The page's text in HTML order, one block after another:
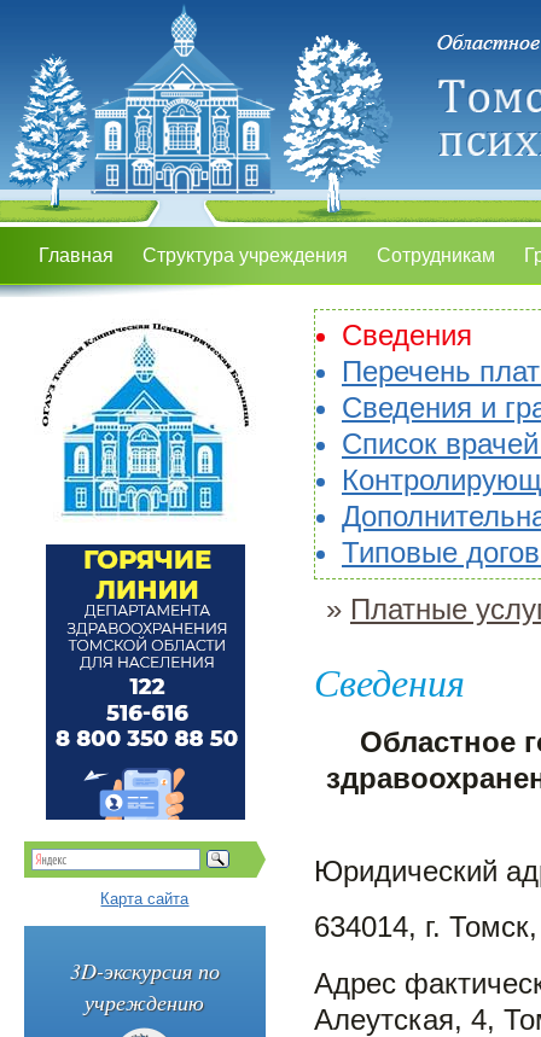
Главная Структура учреждения Сотрудникам
Сведения
Перечень
Сведения и
Список
Типовые
» Платные
Сведения
Областное
Юридический
634014, г.
Адрес
Алеутская, 4,
Карта сайта
3D-экскурсия по
учреждению